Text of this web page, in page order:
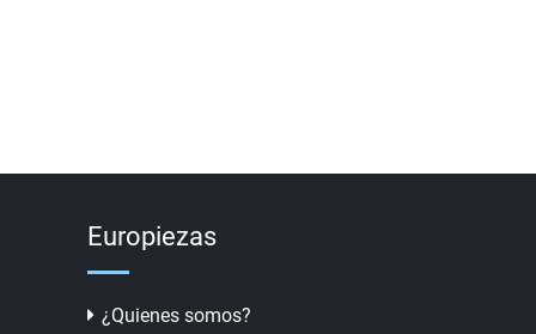
Europiezas
¿Quienes somos?